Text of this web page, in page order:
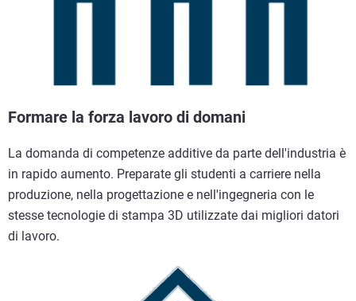
Formare la forza lavoro di domani
La domanda di competenze additive da parte dell'industria è
in rapido aumento. Preparate gli studenti a carriere nella
produzione, nella progettazione e nell'ingegneria con le
stesse tecnologie di stampa 3D utilizzate dai migliori datori
di lavoro.